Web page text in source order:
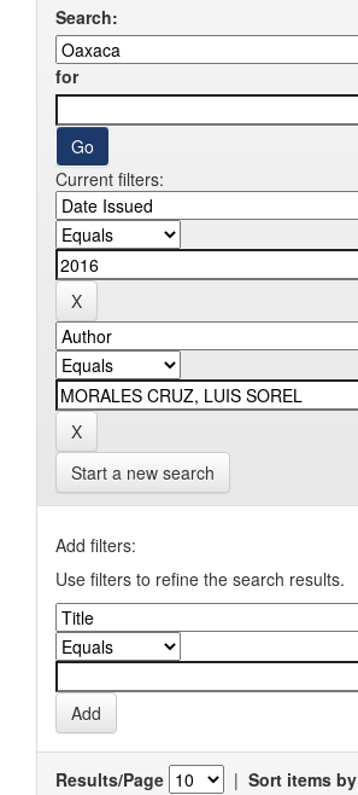
Search:
for
Current filters:
Start a new search
Add filters:
Use filters to refine the search results.
Results/Page | Sort items by